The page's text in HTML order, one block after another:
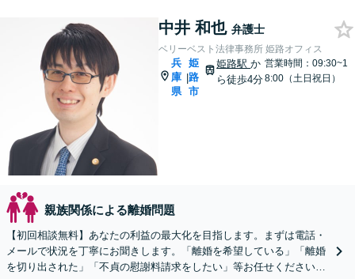
中井 和也 弁護士
ベリーベスト法律事務所 姫路オフィス
兵
庫
県
|
姫
路
市
姫路駅か
ら徒歩4分
営業時間：09:30~1
8:00（土日祝日）
親族関係による離婚問題
【初回相談無料】あなたの利益の最大化を目指します。まずは電話・
メールで状況を丁寧にお聞きします。「離婚を希望している」「離婚
を切り出された」「不貞の慰謝料請求をしたい」等お任せください。